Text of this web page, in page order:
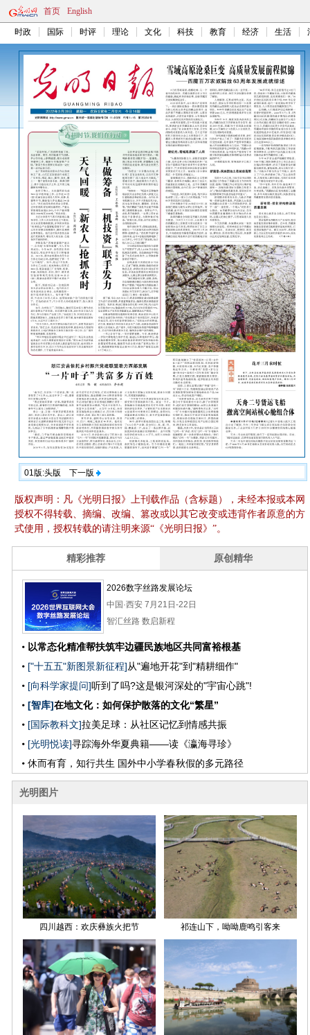
首页 English
时政 国际 时评 理论 文化 科技 教育 经济 生活
01版:头版 下一版
版权声明：凡《光明日报》上刊载作品（含标题），未经本报或本网
授权不得转载、摘编、改编、篡改或以其它改变或违背作者原意的方
式使用，授权转载的请注明来源“《光明日报》”。